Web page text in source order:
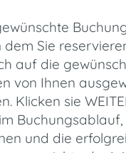
Sie
auf die
von Ihnen
Klicken sie
Buchungsablauf,
und die